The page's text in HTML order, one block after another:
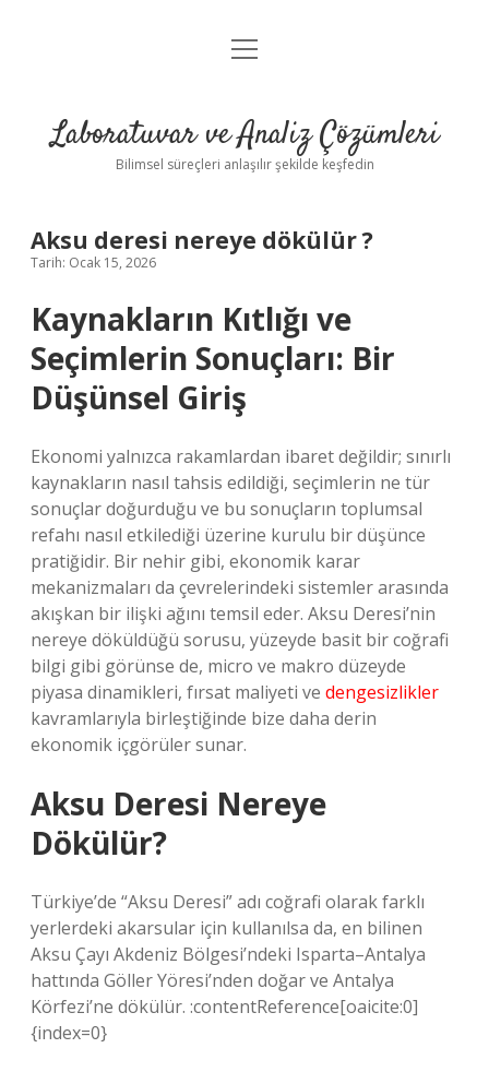
Anasayfa
Yasal Uyarı
menüyü
Laboratuvar ve Analiz Çözümleri
Bilimsel süreçleri anlaşılır şekilde keşfedin
Aksu deresi nereye dökülür ?
Tarih: Ocak 15, 2026
Kaynakların Kıtlığı ve
Seçimlerin Sonuçları: Bir
Düşünsel Giriş
Ekonomi yalnızca rakamlardan ibaret değildir; sınırlı
kaynakların nasıl tahsis edildiği, seçimlerin ne tür
sonuçlar doğurduğu ve bu sonuçların toplumsal
refahı nasıl etkilediği üzerine kurulu bir düşünce
pratiğidir. Bir nehir gibi, ekonomik karar
mekanizmaları da çevrelerindeki sistemler arasında
akışkan bir ilişki ağını temsil eder. Aksu Deresi’nin
nereye döküldüğü sorusu, yüzeyde basit bir coğrafi
bilgi gibi görünse de, micro ve makro düzeyde
piyasa dinamikleri, fırsat maliyeti ve dengesizlikler
kavramlarıyla birleştiğinde bize daha derin
ekonomik içgörüler sunar.
Aksu Deresi Nereye
Dökülür?
Türkiye’de “Aksu Deresi” adı coğrafi olarak farklı
yerlerdeki akarsular için kullanılsa da, en bilinen
Aksu Çayı Akdeniz Bölgesi’ndeki Isparta–Antalya
hattında Göller Yöresi’nden doğar ve Antalya
Körfezi’ne dökülür. :contentReference[oaicite:0]
{index=0}